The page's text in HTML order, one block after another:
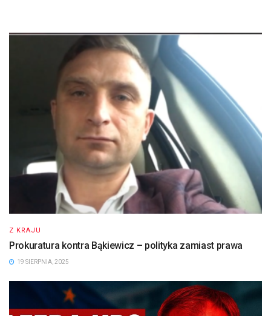
Z KRAJU
Prokuratura kontra Bąkiewicz – polityka zamiast prawa
19 SIERPNIA, 2025